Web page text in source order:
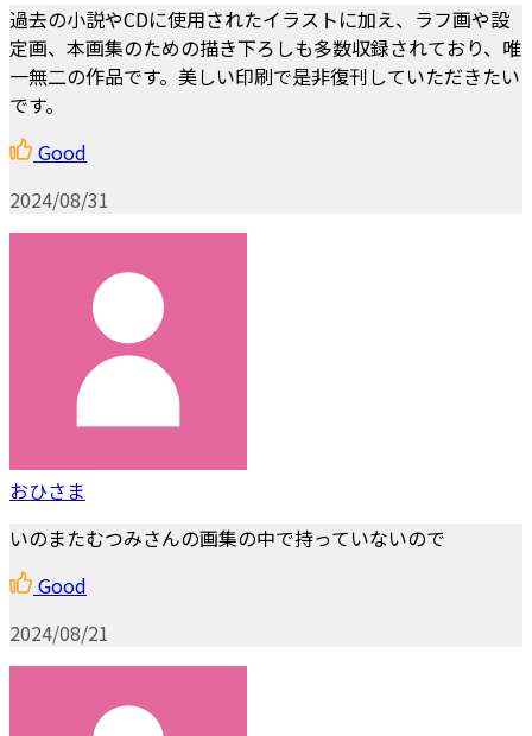
過去の小説やCDに使用されたイラストに加え、ラフ画や設
定画、本画集のための描き下ろしも多数収録されており、唯
一無二の作品です。美しい印刷で是非復刊していただきたい
です。
Good
2024/08/31
おひさま
いのまたむつみさんの画集の中で持っていないので
Good
2024/08/21